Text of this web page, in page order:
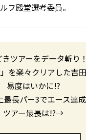
フ殿堂選考委員。
ツアーをデータ斬り！
を楽々クリアした吉
易度はいかに!?
最長パー3でエース達
ツアー最長は!?→